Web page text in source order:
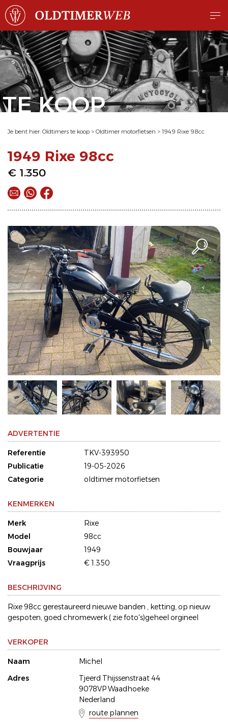
TE KOOP
Je bent hier: Oldtimers te koop > Oldtimer motorfietsen > 1949 Rixe 98cc
1949 Rixe 98cc
€ 1.350
ADVERTENTIE
Referentie
TKV-393950
Publicatie
19-05-2026
Categorie
oldtimer motorfietsen
KENMERKEN
Merk
Rixe
Model
98cc
Bouwjaar
1949
Vraagprijs
€ 1.350
BESCHRIJVING
Rixe 98cc gerestaureerd nieuwe banden , ketting, op nieuw
gespoten, goed chromewerk ( zie foto's)geheel orgineel
VERKOPER
Naam
Michel
Adres
Tjeerd Thijssenstraat 44
9078VP Waadhoeke
Nederland
route plannen